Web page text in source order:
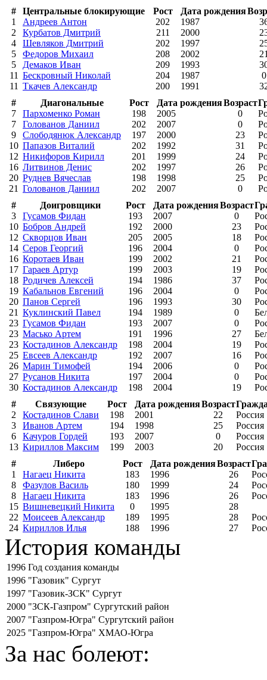
# Центральные блокирующие Рост Дата рождения
1
Андреев Антон 202 1987
2
Курбатов Дмитрий 211 2000
4
Шевляков Дмитрий 202 1997
5
Федоров Михаил 208 2002
5
Демаков Иван 209 1993
11 Бескровный Николай 204 1987
0
11 Ткачев Александр 200 1991
#
Диагональные Рост Дата рожденияВозраст
7
Пархоменко Роман 198 2005 0
7
Голованов Даниил 202 2007 0
9
Слободянюк Александр 197 2000 23
10 Папазов Виталий 202 1992 31
12 Никифоров Кирилл 201 1999 24
16 Литвинов Денис 202 1997 26
20 Руднев Вячеслав 198 1998 25
21 Голованов Даниил 202 2007 0
#
Доигровщики Рост Дата рожденияВозраст
3
Гусамов Фидан 193 2007 0
10 Бобров Андрей 192 2000 23
12 Скворцов Иван 205 2005 18
14 Серов Георгий 196 2004 0
16 Коротаев Иван 199 2002 21
17 Гараев Артур 199 2003 19
18 Родичев Алексей 194 1986 37
19 Кабальнов Евгений 196 2004 0
20 Панов Сергей 196 1993 30
21 Куклинский Павел 194 1989 0
23 Гусамов Фидан 193 2007 0
23 Масько Артем 191 1996 27
23 Костадинов Александр 198 2004 19
25 Евсеев Александр 192 2007 16
26 Марин Тимофей 194 2006 0
27 Русанов Никита 197 2004 0
30 Костадинов Александр 198 2004 19
#
Связующие Рост Дата рожденияВозраст
2
Костадинов Слави 198 2001 22
Россия
3
Иванов Артем 194 1998 25
Россия
6
Качуров Гордей 193 2007 0
Россия
13 Кириллов Максим 199 2003 20
Россия
#
Либеро Рост Дата рожденияВозраст
1
Нагаец Никита 183 1996 26
8
Фазулов Василь 180 1999 24
8
Нагаец Никита 183 1996 26
15 Вишневецкий Никита 0 1995
28
22 Моисеев Александр 189 1995 28
24 Кириллов Илья 188 1996 27
История команды
1996 Год создания команды
1996 "Газовик" Сургут
1997 "Газовик-ЗСК" Сургут
2000 "ЗСК-Газпром" Сургутский район
2007 "Газпром-Югра" Сургутский район
2025 "Газпром-Югра" ХМАО-Югра
За нас болеют: